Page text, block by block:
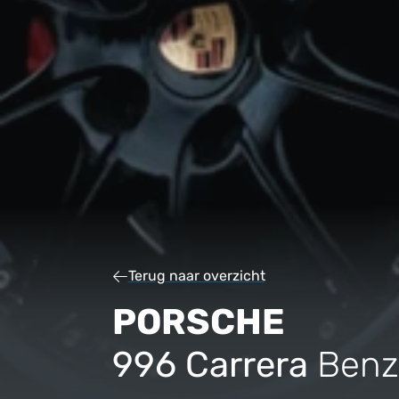
Terug naar overzicht
PORSCHE
996 Carrera